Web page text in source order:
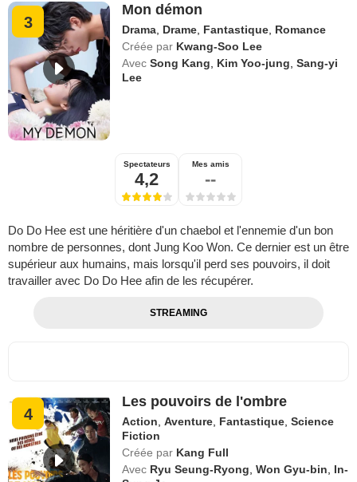
3
Mon démon
Drama Drame Fantastique Romance
Créée par Kwang-Soo Lee
Avec Song Kang Kim Yoo-jung ,Sang-yi
Lee
Spectateurs
4,2
Mes amis
--
Do Do Hee est une héritière d'un chaebol et l'ennemie d'un bon
nombre de personnes, dont Jung Koo Won. Ce dernier est un être
supérieur aux humains, mais lorsqu'il perd ses pouvoirs, il doit
travailler avec Do Do Hee afin de les récupérer.
STREAMING
4
Les pouvoirs de l'ombre
Action ,Aventure Fantastique ,Science
Fiction
Créée par Kang Full
Avec Ryu Seung-Ryong ,Won Gyu-bin
In-